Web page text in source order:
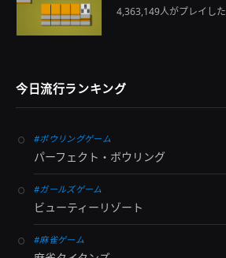
4,363,149人がプレイした
今日流行ランキング
#ボウリングゲーム
パーフェクト・ボウリング
#ガールズゲーム
ビューティーリゾート
#麻雀ゲーム